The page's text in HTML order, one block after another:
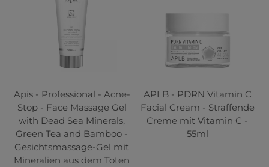
Apis - Professional - Acne-
Stop - Face Massage Gel
with Dead Sea Minerals,
Green Tea and Bamboo -
Gesichtsmassage-Gel mit
Mineralien aus dem Toten
APLB - PDRN Vitamin C
Facial Cream - Straffende
Creme mit Vitamin C -
55ml